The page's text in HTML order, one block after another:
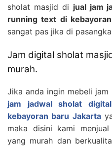
sholat masjid di jual jam
running text di
sangat pas jika di
Jam digital sholat
murah.
Jika anda ingin mebeli
jam jadwal sholat
kebayoran baru Jakarta
maka disini kami
yang murah dan